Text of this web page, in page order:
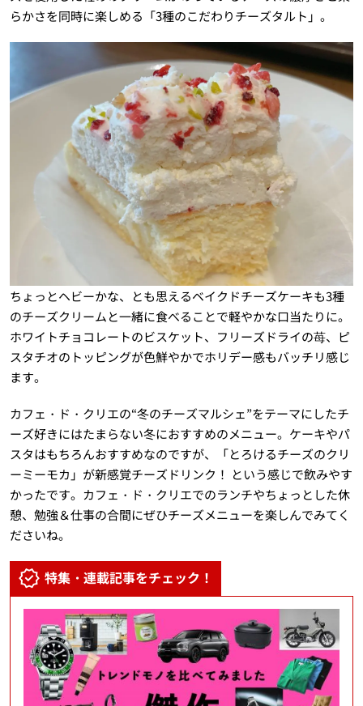
らかさを同時に楽しめる「3種のこだわりチーズタルト」。
ちょっとヘビーかな、とも思えるベイクドチーズケーキも3種
のチーズクリームと一緒に食べることで軽やかな口当たりに。
ホワイトチョコレートのビスケット、フリーズドライの苺、ピ
スタチオのトッピングが色鮮やかでホリデー感もバッチリ感じ
ます。
カフェ・ド・クリエの“冬のチーズマルシェ”をテーマにしたチ
ーズ好きにはたまらない冬におすすめのメニュー。ケーキやパ
スタはもちろんおすすめなのですが、「とろけるチーズのクリ
ーミーモカ」が新感覚チーズドリンク！ という感じで飲みやす
かったです。カフェ・ド・クリエでのランチやちょっとした休
憩、勉強＆仕事の合間にぜひチーズメニューを楽しんでみてく
ださいね。
特集・連載記事をチェック！